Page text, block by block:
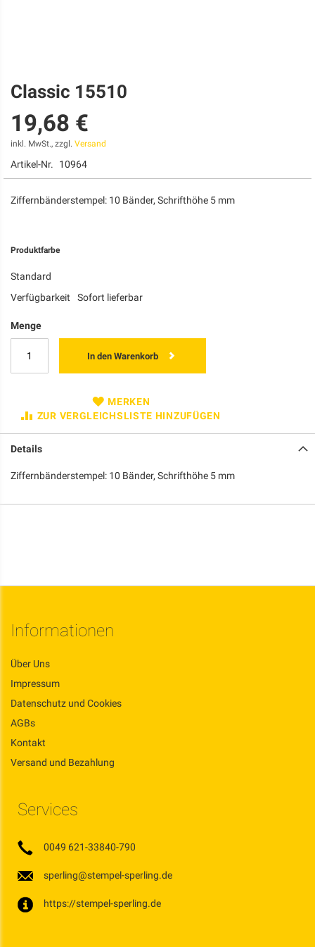
Zum
Anfang
der
Bildgalerie
springen
Classic 15510
19,68 €
inkl. MwSt., zzgl. Versand
Artikel-Nr. 10964
Ziffernbänderstempel: 10 Bänder, Schrifthöhe 5 mm
Produktfarbe
Standard
Verfügbarkeit
Sofort lieferbar
Menge
In den Warenkorb
MERKEN
ZUR VERGLEICHSLISTE HINZUFÜGEN
Details
Ziffernbänderstempel: 10 Bänder, Schrifthöhe 5 mm
Informationen
Über Uns
Impressum
Datenschutz und Cookies
AGBs
Kontakt
Versand und Bezahlung
Services
0049 621-33840-790
sperling@stempel-sperling.de
https://stempel-sperling.de